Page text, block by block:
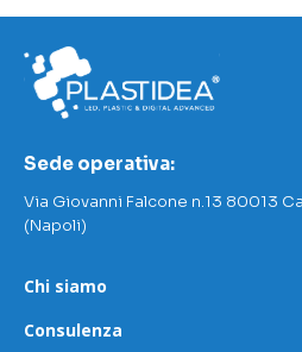
Sede operativa:
Via Giovanni Falcone n.13 80013
(Napoli)
Chi siamo
Consulenza